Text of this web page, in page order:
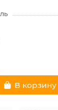
В корзину